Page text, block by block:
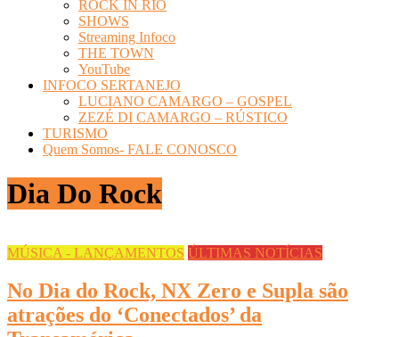
ROCK IN RIO
SHOWS
Streaming Infoco
THE TOWN
YouTube
INFOCO SERTANEJO
LUCIANO CAMARGO – GOSPEL
ZEZÉ DI CAMARGO – RÚSTICO
TURISMO
Quem Somos- FALE CONOSCO
Dia Do Rock
MÚSICA - LANÇAMENTOS ÚLTIMAS NOTÍCIAS
No Dia do Rock, NX Zero e Supla são
atrações do ‘Conectados’ da